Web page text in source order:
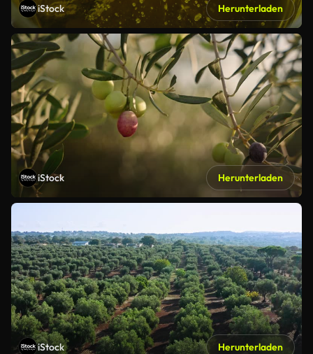
iStock Herunterladen
iStock Herunterladen
iStock Herunterladen